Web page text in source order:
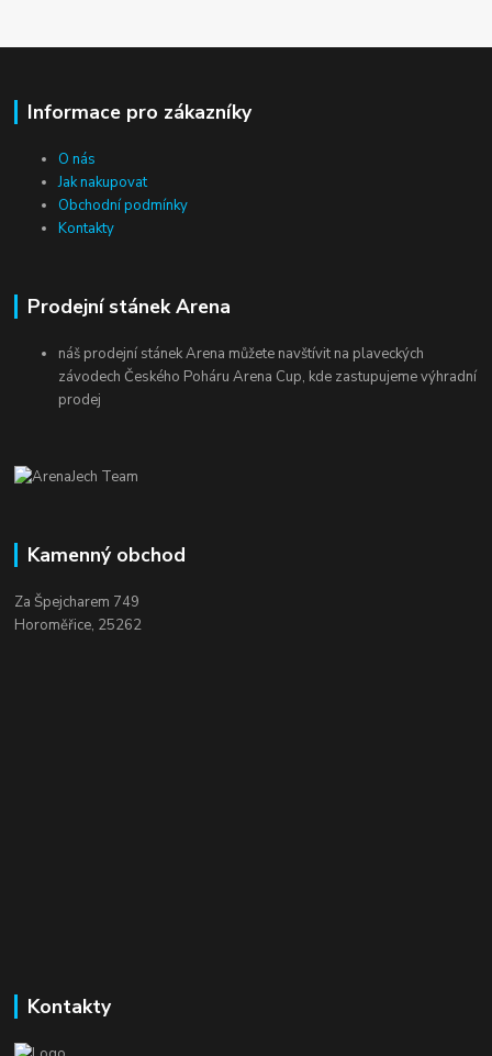
Informace pro zákazníky
O nás
Jak nakupovat
Obchodní podmínky
Kontakty
Prodejní stánek Arena
náš prodejní stánek Arena můžete navštívit na plaveckých
závodech Českého Poháru Arena Cup, kde zastupujeme výhradní
prodej
Kamenný obchod
Za Špejcharem 749
Horoměřice, 25262
Kontakty